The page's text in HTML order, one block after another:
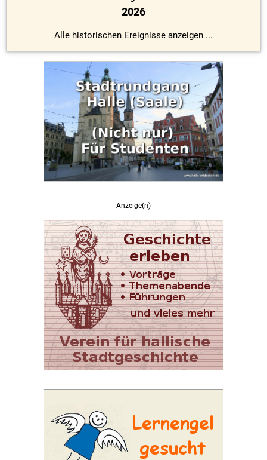
2026
Alle historischen Ereignisse anzeigen ...
Anzeige(n)